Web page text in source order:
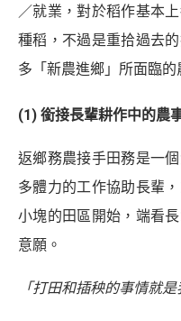
／就業，對於稻作基本
種稻，不過是重拾過去
多「新農進鄉」所面臨的
(1) 銜接長輩耕作中的農
返鄉務農接手田務是一
多體力的工作協助長輩
小塊的田區開始，端看
意願。
「打田和插秧的事情就